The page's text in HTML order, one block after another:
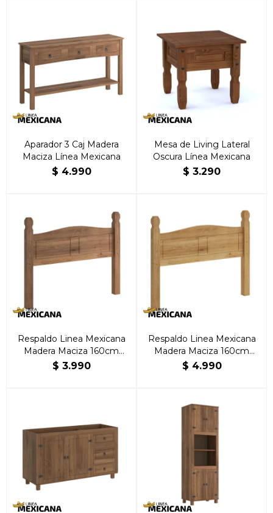
Aparador 3 Caj Madera
Maciza Línea Mexicana
$ 4.990
Mesa de Living Lateral
Oscura Línea Mexicana
$ 3.290
Respaldo Linea Mexicana
Madera Maciza 160cm
Oscuro
$ 3.990
Respaldo Linea Mexicana
Madera Maciza 160cm
Natural
$ 4.990